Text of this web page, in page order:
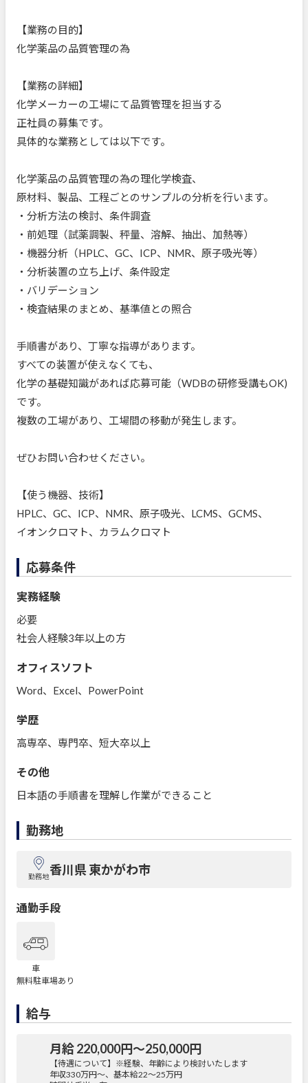
【業務の目的】
化学薬品の品質管理の為
【業務の詳細】
化学メーカーの工場にて品質管理を担当する
正社員の募集です。
具体的な業務としては以下です。
化学薬品の品質管理の為の理化学検査、
原材料、製品、工程ごとのサンプルの分析を行います。
・分析方法の検討、条件調査
・前処理（試薬調製、秤量、溶解、抽出、加熱等）
・機器分析（HPLC、GC、ICP、NMR、原子吸光等）
・分析装置の立ち上げ、条件設定
・バリデーション
・検査結果のまとめ、基準値との照合
手順書があり、丁寧な指導があります。
すべての装置が使えなくても、
化学の基礎知識があれば応募可能（WDBの研修受講もOK)
です。
複数の工場があり、工場間の移動が発生します。
ぜひお問い合わせください。
【使う機器、技術】
HPLC、GC、ICP、NMR、原子吸光、LCMS、GCMS、
イオンクロマト、カラムクロマト
応募条件
実務経験
必要
社会人経験3年以上の方
オフィスソフト
Word、Excel、PowerPoint
学歴
高専卒、専門卒、短大卒以上
その他
日本語の手順書を理解し作業ができること
勤務地
勤務地香川県 東かがわ市
通勤手段
車
無料駐車場あり
給与
月給 220,000円〜250,000円
【待遇について】※経験、年齢により検討いたします
年収330万円～、基本給22～25万円